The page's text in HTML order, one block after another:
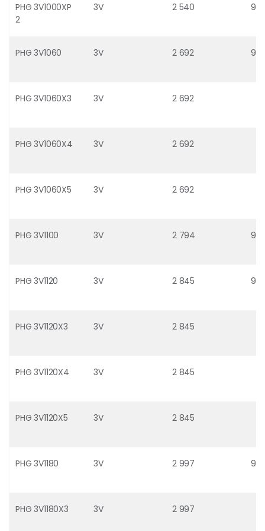
PHG 3V1000XP
2
3V 2 540 9
PHG 3V1060 3V 2 692 9
PHG 3V1060X3 3V 2 692
PHG 3V1060X4 3V 2 692
PHG 3V1060X5 3V 2 692
PHG 3V1100 3V 2 794 9
PHG 3V1120 3V 2 845 9
PHG 3V1120X3 3V 2 845
PHG 3V1120X4 3V 2 845
PHG 3V1120X5 3V 2 845
PHG 3V1180 3V 2 997 9
PHG 3V1180X3 3V 2 997